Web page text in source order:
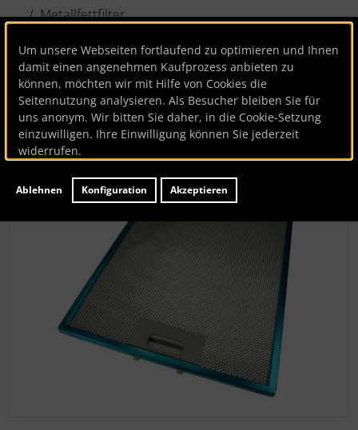
Metallfettfilter
Bauknecht
Artikelnummer BK123277
Hersteller:Bauknecht
Lieferzeit: ca. 1-3 Werktage
Um unsere Webseiten fortlaufend zu optimieren und Ihnen
damit einen angenehmen Kaufprozess anbieten zu
können, möchten wir mit Hilfe von Cookies die
Seitennutzung analysieren. Als Besucher bleiben Sie für
uns anonym. Wir bitten Sie daher, in die Cookie-Setzung
einzuwilligen. Ihre Einwilligung können Sie jederzeit
widerrufen.
Akzeptieren
Ablehnen Konfiguration